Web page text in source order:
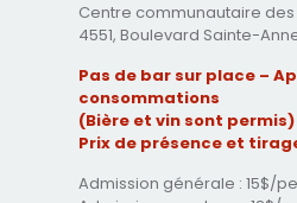
Centre communautaire des
4551, Boulevard Sainte-
Pas de bar sur place –
consommations
(Bière et vin sont permis)
Prix de présence et
Admission générale : 15$/